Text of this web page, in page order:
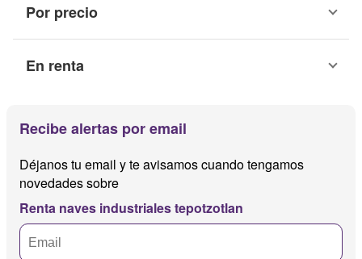
Por precio
En renta
Recibe alertas por email
Déjanos tu email y te avisamos cuando tengamos
novedades sobre
Renta naves industriales tepotzotlan